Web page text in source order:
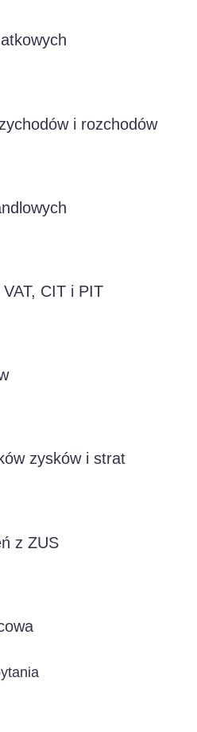
i rozchodów
CIT i PIT
zysków i strat
z ZUS